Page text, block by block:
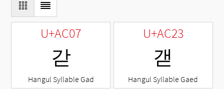
U+AC07
갇
Hangul Syllable Gad
U+AC23
갣
Hangul Syllable Gaed